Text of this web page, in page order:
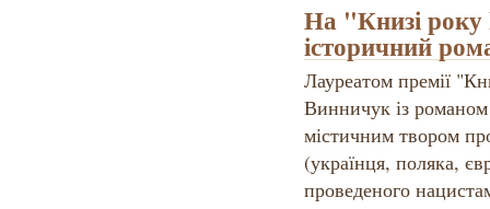
На "Книзі року
історичний
Лауреатом премії
Винничук із
містичним твором
(українця, поляка,
проведеного